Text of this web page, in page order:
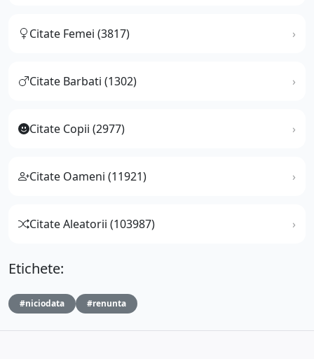
Citate Femei (3817)
Citate Barbati (1302)
Citate Copii (2977)
Citate Oameni (11921)
Citate Aleatorii (103987)
Etichete:
#niciodata #renunta